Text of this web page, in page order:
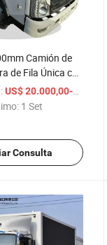
Camión de
de Fila Única con
Ejes
US$ 20.000,00-30.000,00
1 Set
Consulta